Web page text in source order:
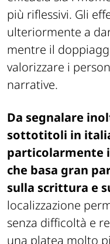
più riflessivi. Gli
ulteriormente a
mentre il
valorizzare i
narrative.
Da segnalare
sottotitoli in
particolarmente
che basa gran
sulla scrittura e
localizzazione
senza difficoltà e
una platea molto